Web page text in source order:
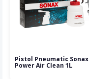
Pistol Pneumatic Sonax
Power Air Clean 1L